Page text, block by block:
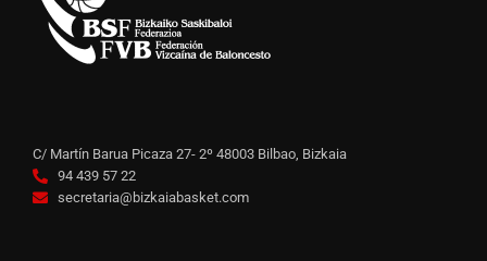
C/ Martín Barua Picaza 27- 2º 48003 Bilbao, Bizkaia
94 439 57 22
secretaria@bizkaiabasket.com